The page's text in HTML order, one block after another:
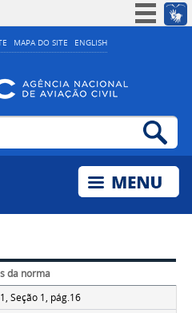
MAPA DO SITE ENGLISH
Simplifique!
Acesso à informação
Legislação
da norma
Seção 1, pág.16